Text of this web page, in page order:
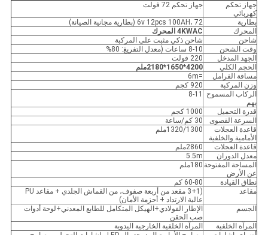
جهاز تحكم
كهربائي
جهاز تحكم 72 فولت
بطارية
6v 12pcs 100AH، 72 (بطارية مجانية الصيانة)
المحرك
4KWAC
المحرك
شاحن
شاحن ذكي مثبت على المركبة
وقت الشحن
8-10 ساعات (معدل التفريغ: 80%
الجهد المدخل
220 فولت
الحجم الكلي
4200*1650*2180ملم
مسافة الفرامل
=6m
وزن المركبة
920 كجم
الركاب المسموح
بهم
8-11
قدرة التحميل
1000 كجم
السرعة القصوى
30 كم/ساعة
قاعدة العجلات
الأمامية والخلفية
1320/1300ملم
قاعدة العجلات
2860ملم
معدل الدوران
5.5m
المساحة المفتوحة
عن الأرض
180ملم
نطاق القيادة
60-80 كم
مقاعد
(3+1 مقعد من أربعة صفوف، من القماش الجلدي + مقاعد PU
عالية الارتداد + أحزمة الأمان)
الجسم
الإطار الفولاذي+الهيكل المتكامل للطابع المعدني+لوحة أدوات
صب الحقن
المرآة الخلفية
المرآة الخلفية الخارجية اليدوية